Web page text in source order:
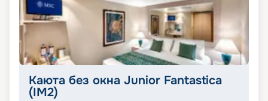
Каюта без окна Junior Fantastica
(IM2)